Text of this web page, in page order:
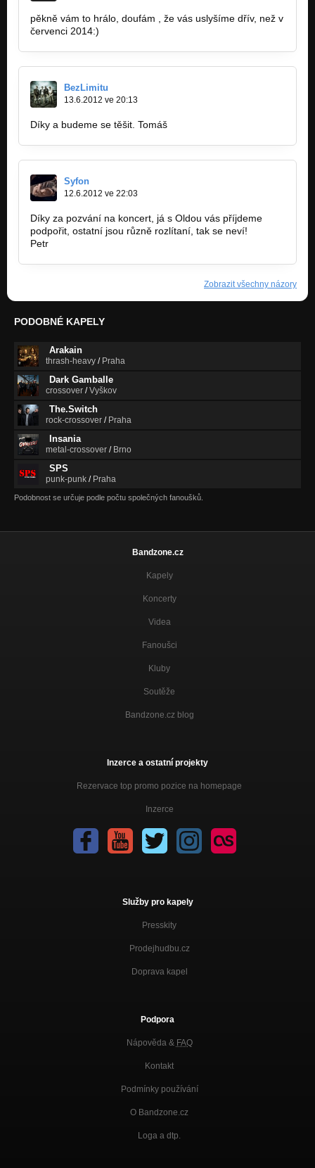
pěkně vám to hrálo, doufám , že vás uslyšíme dřív, než v
červenci 2014:)
BezLimitu
13.6.2012 ve 20:13
Díky a budeme se těšit. Tomáš
Syfon
12.6.2012 ve 22:03
Díky za pozvání na koncert, já s Oldou vás příjdeme
podpořit, ostatní jsou různě rozlítaní, tak se neví!
Petr
Zobrazit všechny názory
PODOBNÉ KAPELY
Arakain
thrash-heavy / Praha
Dark Gamballe
crossover /Vyškov
The.Switch
rock-crossover / Praha
Insania
metal-crossover / Brno
SPS
punk-punk / Praha
Podobnost se určuje podle počtu společných fanoušků.
Bandzone.cz
Kapely
Koncerty
Videa
Fanoušci
Kluby
Soutěže
Bandzone.cz blog
Inzerce a ostatní projekty
Rezervace top promo pozice na homepage
Inzerce
Služby pro kapely
Presskity
Prodejhudbu.cz
Doprava kapel
Podpora
Nápověda & FAQ
Kontakt
Podmínky používání
O Bandzone.cz
Loga a dtp.